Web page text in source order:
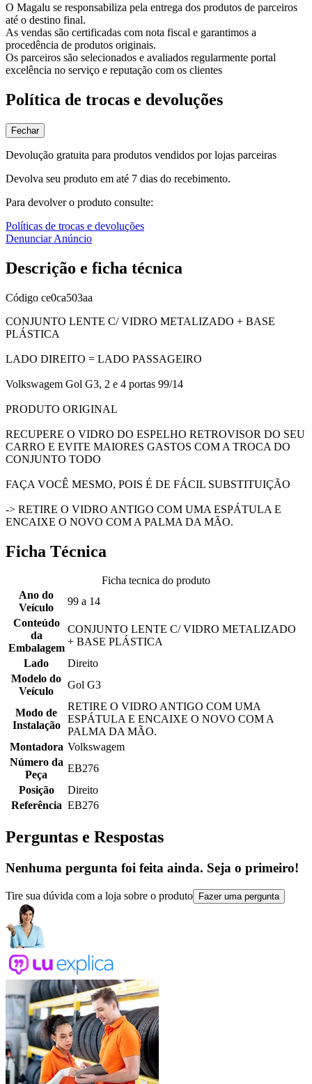
O Magalu se responsabiliza pela entrega dos produtos de parceiros
até o destino final.
As vendas são certificadas com nota fiscal e garantimos a
procedência de produtos originais.
Os parceiros são selecionados e avaliados regularmente portal
excelência no serviço e reputação com os clientes
Política de trocas e devoluções
Fechar
Devolução gratuita para produtos vendidos por lojas parceiras
Devolva seu produto em até 7 dias do recebimento.
Para devolver o produto consulte:
Políticas de trocas e devoluções
Denunciar Anúncio
Descrição e ficha técnica
Código ce0ca503aa
CONJUNTO LENTE C/ VIDRO METALIZADO + BASE
PLÁSTICA
LADO DIREITO = LADO PASSAGEIRO
Volkswagem Gol G3, 2 e 4 portas 99/14
PRODUTO ORIGINAL
RECUPERE O VIDRO DO ESPELHO RETROVISOR DO SEU
CARRO E EVITE MAIORES GASTOS COM A TROCA DO
CONJUNTO TODO
FAÇA VOCÊ MESMO, POIS É DE FÁCIL SUBSTITUIÇÃO
-> RETIRE O VIDRO ANTIGO COM UMA ESPÁTULA E
ENCAIXE O NOVO COM A PALMA DA MÃO.
Ficha Técnica
Ficha tecnica do produto
Ano do
Veículo
99 a 14
Conteúdo
da
Embalagem
CONJUNTO LENTE C/ VIDRO METALIZADO
+ BASE PLÁSTICA
Lado
Direito
Modelo do
Veículo
Gol G3
Modo de
Instalação
RETIRE O VIDRO ANTIGO COM UMA
ESPÁTULA E ENCAIXE O NOVO COM A
PALMA DA MÃO.
Montadora Volkswagem
Número da
Peça
EB276
Posição
Direito
Referência EB276
Perguntas e Respostas
Nenhuma pergunta foi feita ainda. Seja o primeiro!
Tire sua dúvida com a loja sobre o produto Fazer uma pergunta